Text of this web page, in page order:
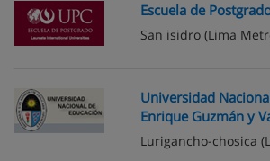
Escuela de
San isidro (Lima
Universidad
Enrique Guzmán y
Lurigancho-chosica